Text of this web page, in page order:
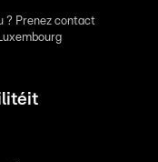
? Prenez contact